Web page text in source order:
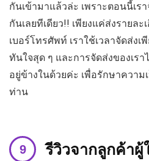
กันเข้ามาแล้วล่ะ เพราะตอนนี้เร
กันเลยทีเดียว!! เพียงแค่ส่งรายล
เบอร์โทรศัพท์ เราใช้เวลาจัดส่งเ
ทันใจสุด ๆ และการจัดส่งของเรา
อยู่ข้างในด้วยค่ะ เพื่อรักษาควา
ท่าน
รีวิวจากลูกค้าผู้